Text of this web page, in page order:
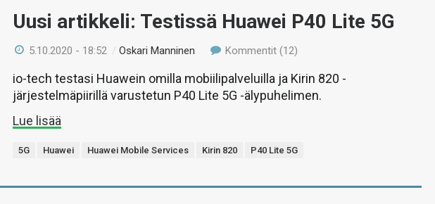
Uusi artikkeli: Testissä Huawei P40 Lite 5G
5.10.2020 - 18:52 /Oskari Manninen Kommentit (12)
io-tech testasi Huawein omilla mobiilipalveluilla ja Kirin 820 -
järjestelmäpiirillä varustetun P40 Lite 5G -älypuhelimen.
Lue lisää
5G Huawei Huawei Mobile Services Kirin 820 P40 Lite 5G